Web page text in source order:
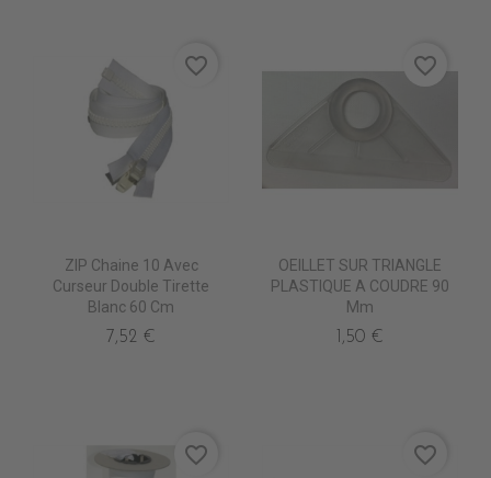
ZIP Chaine 10 Avec
Curseur Double Tirette
Blanc 60 Cm
7,52 €
favorite_border
OEILLET SUR TRIANGLE
PLASTIQUE A COUDRE 90
Mm
1,50 €
favorite_border
favorite_border favorite_border